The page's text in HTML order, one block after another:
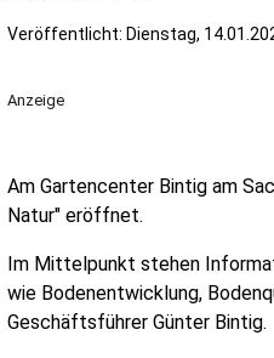
Veröffentlicht: Dienstag,
Anzeige
Am Gartencenter Bintig am
Natur" eröffnet.
Im Mittelpunkt stehen
wie Bodenentwicklung,
Geschäftsführer Günter Bintig.